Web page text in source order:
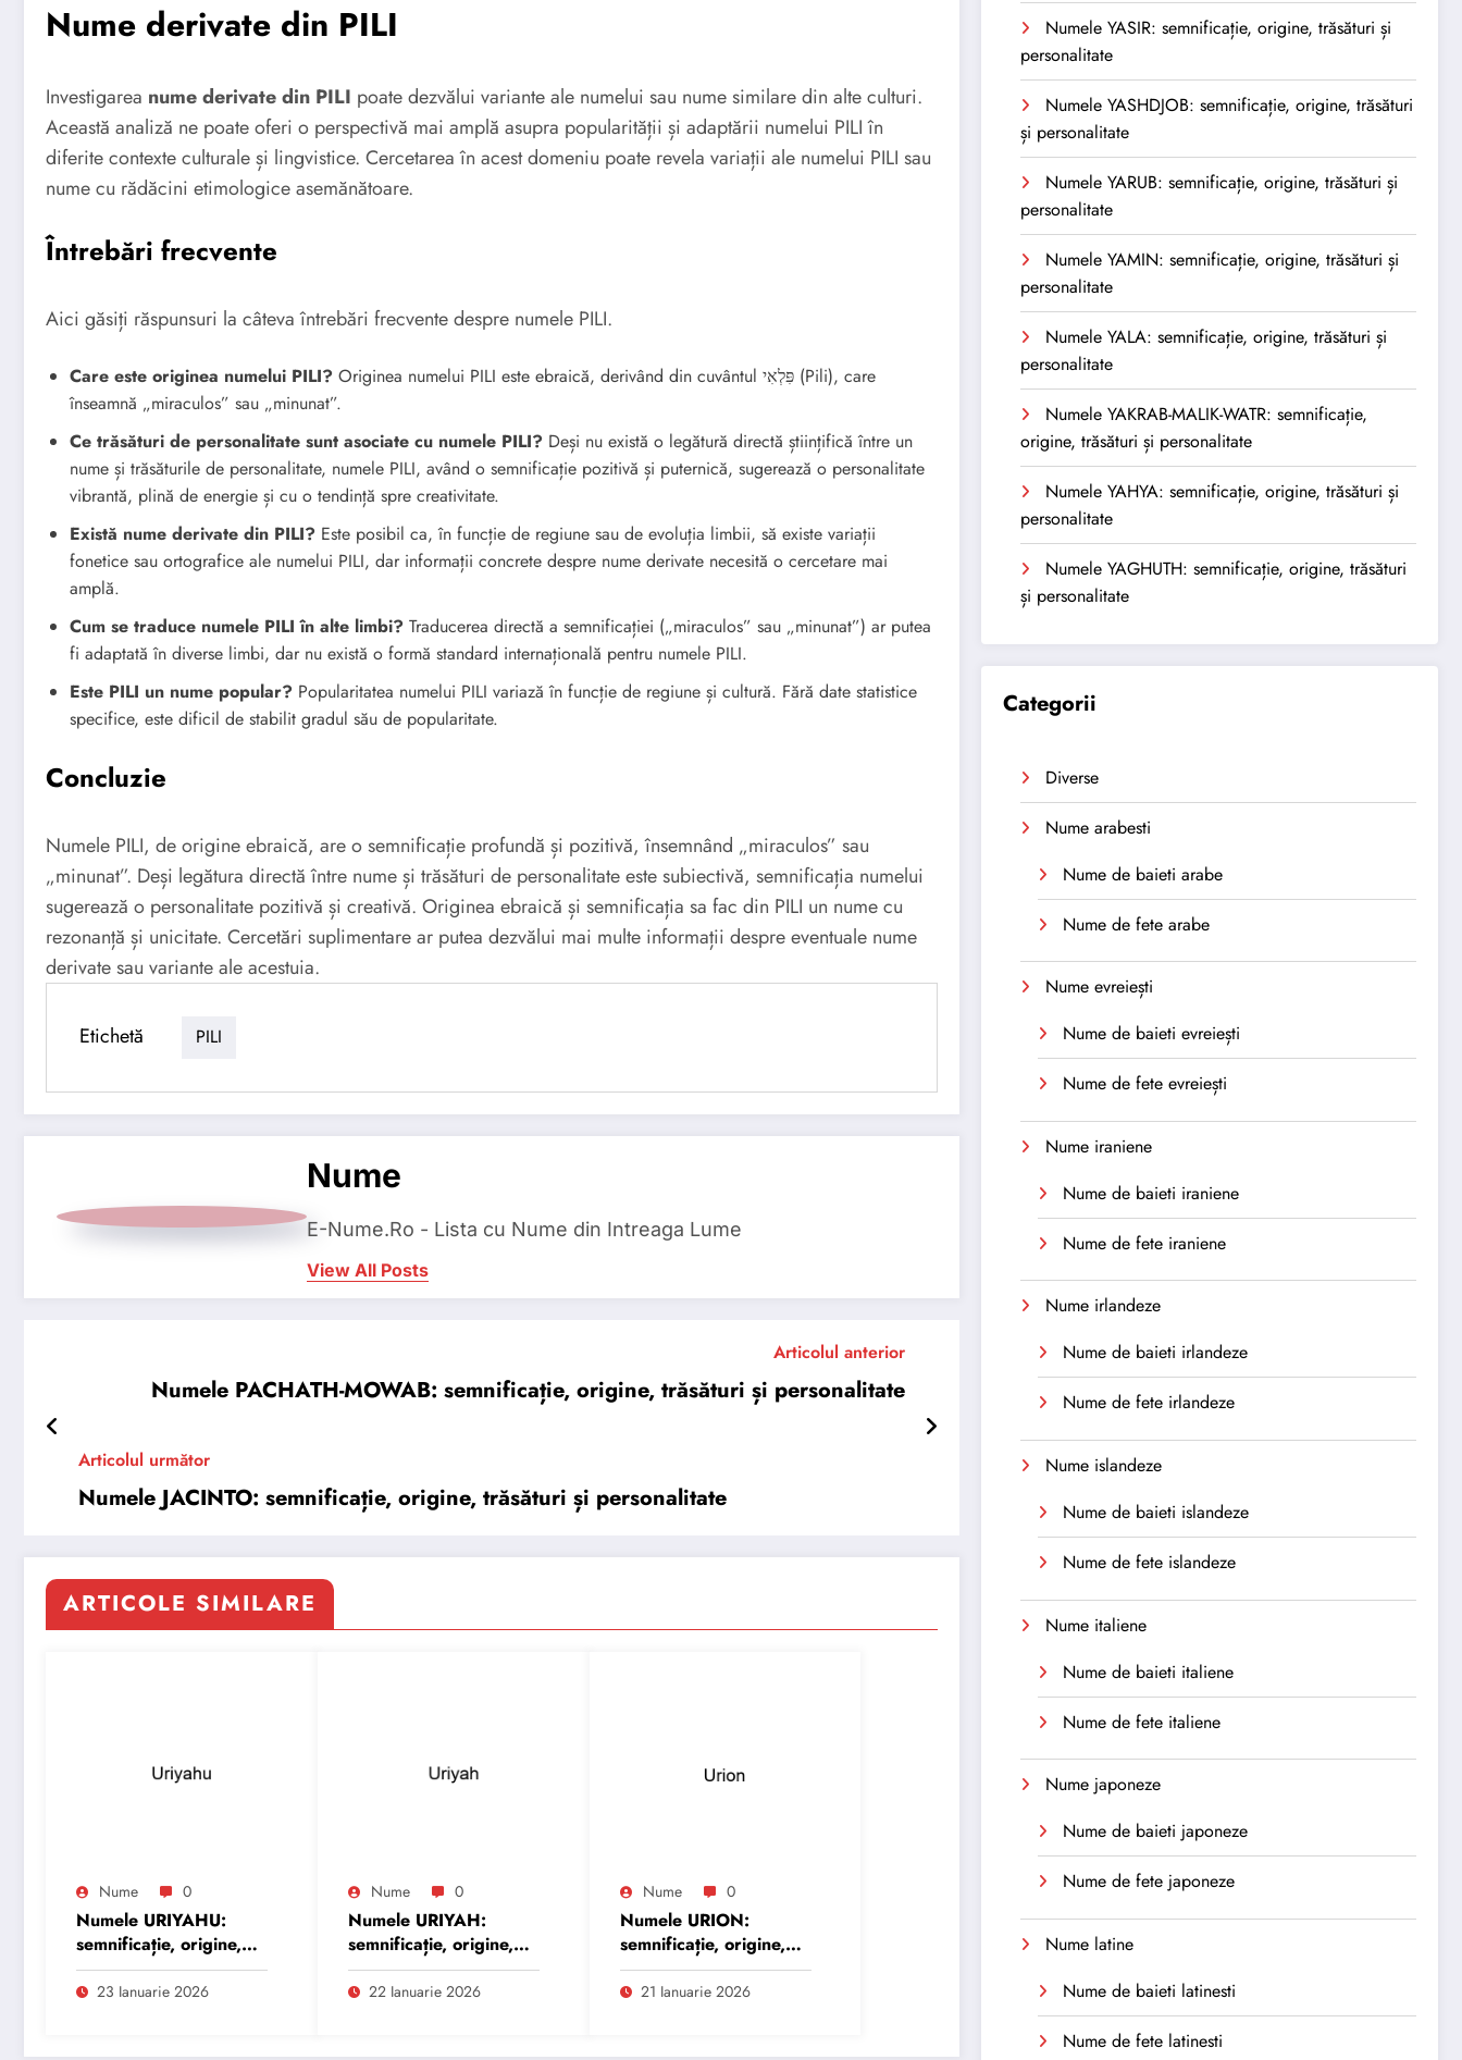
Nume derivate din PILI
Investigarea nume derivate din PILI poate dezvălui variante ale numelui sau nume similare din alte culturi.
Această analiză ne poate oferi o perspectivă mai amplă asupra popularității și adaptării numelui PILI în
diferite contexte culturale și lingvistice. Cercetarea în acest domeniu poate revela variații ale numelui PILI sau
nume cu rădăcini etimologice asemănătoare.
Întrebări frecvente
Aici găsiți răspunsuri la câteva întrebări frecvente despre numele PILI.
Care este originea numelui PILI? Originea numelui PILI este ebraică, derivând din cuvântul פִּלְאִי (Pili), care
înseamnă „miraculos” sau „minunat”.
Ce trăsături de personalitate sunt asociate cu numele PILI? Deși nu există o legătură directă științifică între un
nume și trăsăturile de personalitate, numele PILI, având o semnificație pozitivă și puternică, sugerează o personalitate
vibrantă, plină de energie și cu o tendință spre creativitate.
Există nume derivate din PILI? Este posibil ca, în funcție de regiune sau de evoluția limbii, să existe variații
fonetice sau ortografice ale numelui PILI, dar informații concrete despre nume derivate necesită o cercetare mai
amplă.
Cum se traduce numele PILI în alte limbi? Traducerea directă a semnificației („miraculos” sau „minunat”) ar putea
fi adaptată în diverse limbi, dar nu există o formă standard internațională pentru numele PILI.
Este PILI un nume popular? Popularitatea numelui PILI variază în funcție de regiune și cultură. Fără date statistice
specifice, este dificil de stabilit gradul său de popularitate.
Concluzie
Numele PILI, de origine ebraică, are o semnificație profundă și pozitivă, însemnând „miraculos” sau
„minunat”. Deși legătura directă între nume și trăsături de personalitate este subiectivă, semnificația numelui
sugerează o personalitate pozitivă și creativă. Originea ebraică și semnificația sa fac din PILI un nume cu
rezonanță și unicitate. Cercetări suplimentare ar putea dezvălui mai multe informații despre eventuale nume
derivate sau variante ale acestuia.
Etichetă PILI
Nume
E-Nume.Ro - Lista cu Nume din Intreaga Lume
View All Posts
Articolul anterior
Numele PACHATH-MOWAB: semnificație, origine, trăsături și personalitate
Articolul următor
Numele JACINTO: semnificație, origine, trăsături și personalitate
ARTICOLE SIMILARE
Nume 0
Numele URIYAHU:
semnificație, origine,
trăsături și
personalitate
23 Ianuarie 2026
Nume 0
Numele URIYAH:
semnificație, origine,
trăsături și
personalitate
22 Ianuarie 2026
Nume 0
Numele URION:
semnificație, origine,
trăsături și
personalitate
21 Ianuarie 2026
Numele YASIR: semnificație, origine, trăsături și
personalitate
Numele YASHDJOB: semnificație, origine, trăsături
și personalitate
Numele YARUB: semnificație, origine, trăsături și
personalitate
Numele YAMIN: semnificație, origine, trăsături și
personalitate
Numele YALA: semnificație, origine, trăsături și
personalitate
Numele YAKRAB-MALIK-WATR: semnificație,
origine, trăsături și personalitate
Numele YAHYA: semnificație, origine, trăsături și
personalitate
Numele YAGHUTH: semnificație, origine, trăsături
și personalitate
Categorii
Diverse
Nume arabesti
Nume de baieti arabe
Nume de fete arabe
Nume evreiești
Nume de baieti evreiești
Nume de fete evreiești
Nume iraniene
Nume de baieti iraniene
Nume de fete iraniene
Nume irlandeze
Nume de baieti irlandeze
Nume de fete irlandeze
Nume islandeze
Nume de baieti islandeze
Nume de fete islandeze
Nume italiene
Nume de baieti italiene
Nume de fete italiene
Nume japoneze
Nume de baieti japoneze
Nume de fete japoneze
Nume latine
Nume de baieti latinesti
Nume de fete latinesti